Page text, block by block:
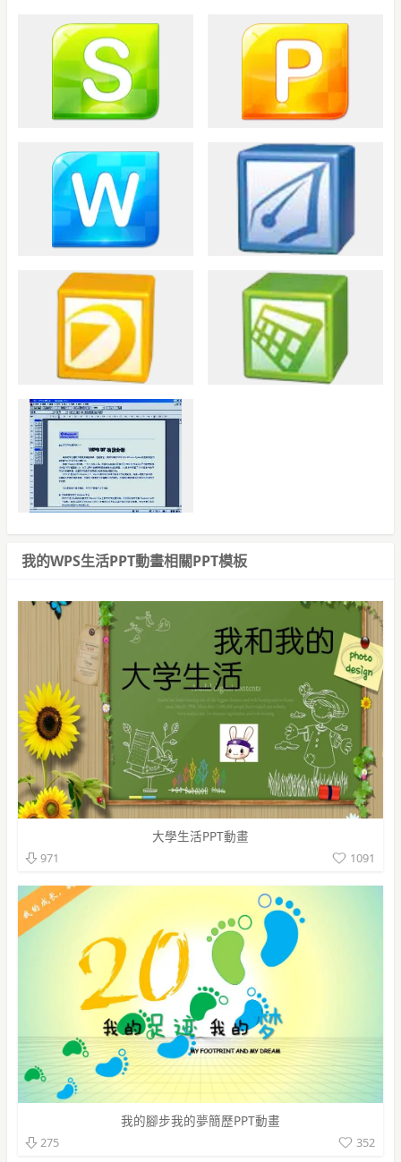
我的WPS生活PPT動畫相關PPT模板
大學生活PPT動畫
971 1091
我的腳步我的夢簡歷PPT動畫
275 352